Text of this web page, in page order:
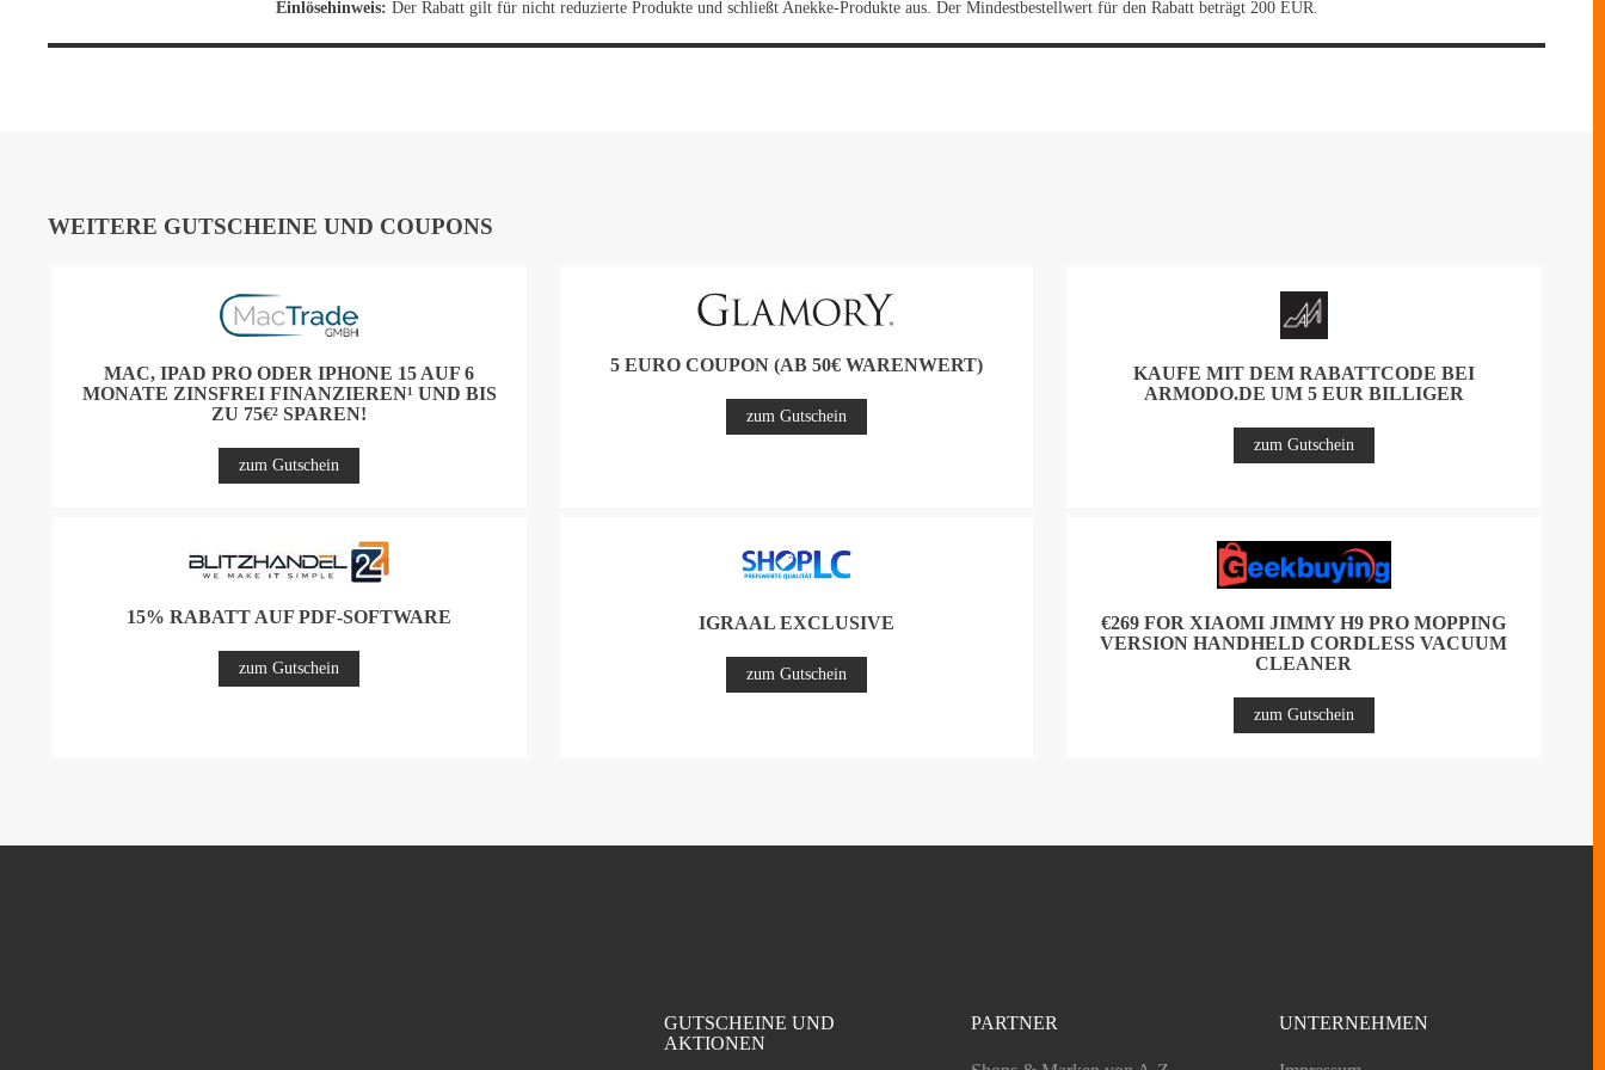
Einlösehinweis: Der Rabatt gilt für nicht reduzierte Produkte und schließt Anekke-Produkte aus. Der Mindestbestellwert für den Rabatt beträgt 200 EUR.
WEITERE GUTSCHEINE UND COUPONS
MAC, IPAD PRO ODER IPHONE 15 AUF 6
MONATE ZINSFREI FINANZIEREN¹ UND BIS
ZU 75€² SPAREN!
zum Gutschein
5 EURO COUPON (AB 50€ WARENWERT)
zum Gutschein
KAUFE MIT DEM RABATTCODE BEI
ARMODO.DE UM 5 EUR BILLIGER
zum Gutschein
15% RABATT AUF PDF-SOFTWARE
zum Gutschein
IGRAAL EXCLUSIVE
zum Gutschein
€269 FOR XIAOMI JIMMY H9 PRO MOPPING
VERSION HANDHELD CORDLESS VACUUM
CLEANER
zum Gutschein
GUTSCHEINE UND
AKTIONEN
PARTNER UNTERNEHMEN